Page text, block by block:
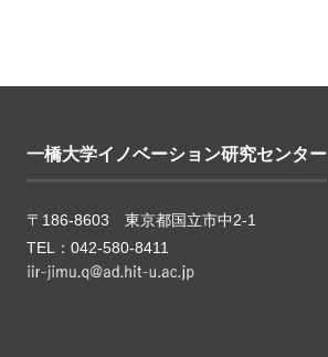
一橋大学イノベーション研究センター
〒186-8603 東京都国立市中2-1
TEL：042-580-8411